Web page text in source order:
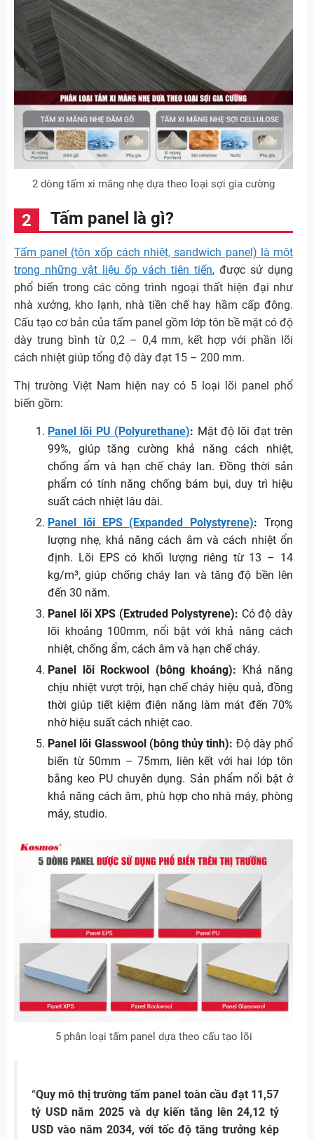
2 dòng tấm xi măng nhẹ dựa theo loại sợi gia cường
Tấm panel là gì?
Tấm panel (tôn xốp cách nhiệt, sandwich panel) là một
trong những vật liệu ốp vách tiên tiến, được sử dụng
phổ biến trong các công trình ngoại thất hiện đại như
nhà xưởng, kho lạnh, nhà tiền chế hay hầm cấp đông.
Cấu tạo cơ bản của tấm panel gồm lớp tôn bề mặt có độ
dày trung bình từ 0,2 – 0,4 mm, kết hợp với phần lõi
cách nhiệt giúp tổng độ dày đạt 15 – 200 mm.
Thị trường Việt Nam hiện nay có 5 loại lõi panel phổ
biến gồm:
Panel lõi PU (Polyurethane): Mật độ lõi đạt trên
99%, giúp tăng cường khả năng cách nhiệt,
chống ẩm và hạn chế cháy lan. Đồng thời sản
phẩm có tính năng chống bám bụi, duy trì hiệu
suất cách nhiệt lâu dài.
Panel lõi EPS (Expanded Polystyrene): Trọng
lượng nhẹ, khả năng cách âm và cách nhiệt ổn
định. Lõi EPS có khối lượng riêng từ 13 – 14
kg/m³, giúp chống cháy lan và tăng độ bền lên
đến 30 năm.
Panel lõi XPS (Extruded Polystyrene): Có độ dày
lõi khoảng 100mm, nổi bật với khả năng cách
nhiệt, chống ẩm, cách âm và hạn chế cháy.
Panel lõi Rockwool (bông khoáng): Khả năng
chịu nhiệt vượt trội, hạn chế cháy hiệu quả, đồng
thời giúp tiết kiệm điện năng làm mát đến 70%
nhờ hiệu suất cách nhiệt cao.
Panel lõi Glasswool (bông thủy tinh): Độ dày phổ
biến từ 50mm – 75mm, liên kết với hai lớp tôn
bằng keo PU chuyên dụng. Sản phẩm nổi bật ở
khả năng cách âm, phù hợp cho nhà máy, phòng
máy, studio.
5 phân loại tấm panel dựa theo cấu tạo lõi
“Quy mô thị trường tấm panel toàn cầu đạt 11,57
tỷ USD năm 2025 và dự kiến tăng lên 24,12 tỷ
USD vào năm 2034, với tốc độ tăng trưởng kép